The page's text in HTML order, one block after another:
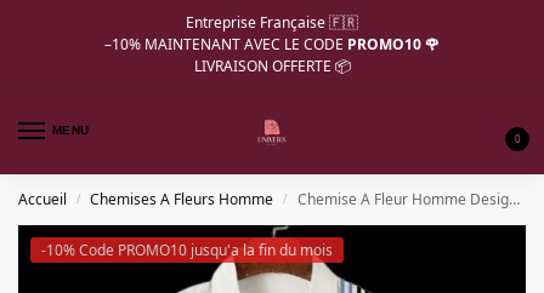
Entreprise Française 🇫🇷
–10% MAINTENANT AVEC LE CODE PROMO10 🌹
LIVRAISON OFFERTE 📦
MENU
0
Accueil / Chemises A Fleurs Homme / Chemise A Fleur Homme Design Simple Cocktail Coco
-10% Code PROMO10 jusqu'a la fin du mois